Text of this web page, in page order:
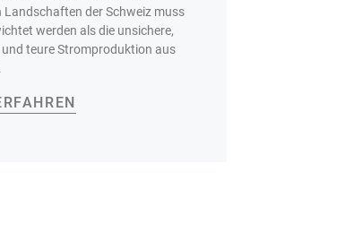
Landschaften der Schweiz muss
werden als die unsichere,
teure Stromproduktion aus